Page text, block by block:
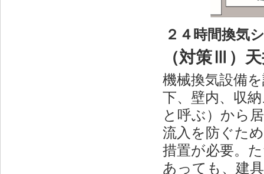
２４時間換気
（対策Ⅲ）
機械換気設備
下、壁内、収
と呼ぶ）から
流入を防ぐた
措置が必要。
あっても、建